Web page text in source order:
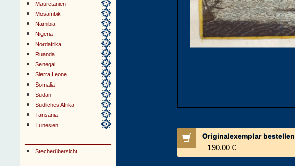
Mauretanien
Mosambik
Namibia
Nigeria
Nordafrika
Ruanda
Senegal
Sierra Leone
Somalia
Sudan
Südliches Afrika
Tansania
Tunesien
Stecherübersicht
Originalexemplar bestellen
190.00 €